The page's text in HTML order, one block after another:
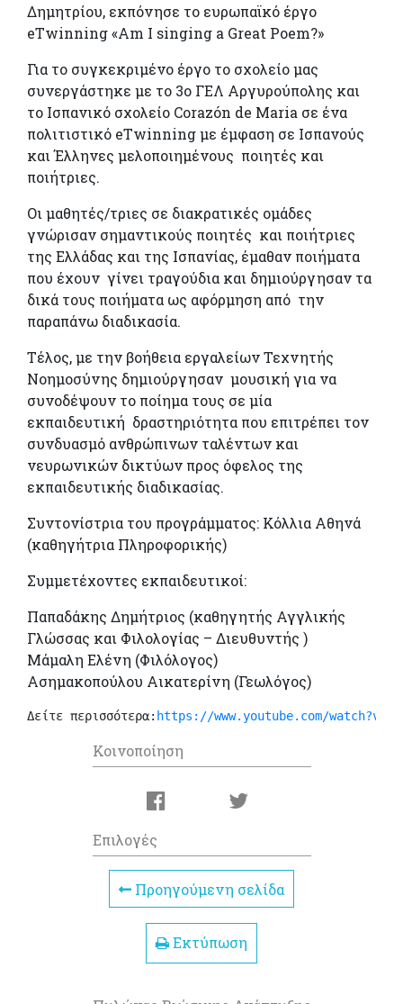
Δημητρίου, εκπόνησε το ευρωπαϊκό έργο
eTwinning «Am I singing a Great Poem?»
Για το συγκεκριμένο έργο το σχολείο μας
συνεργάστηκε με το 3ο ΓΕΛ Αργυρούπολης και
το Ισπανικό σχολείο Corazón de Maria σε ένα
πολιτιστικό eTwinning με έμφαση σε Ισπανούς
και Έλληνες μελοποιημένους ποιητές και
ποιήτριες.
Οι μαθητές/τριες σε διακρατικές ομάδες
γνώρισαν σημαντικούς ποιητές και ποιήτριες
της Ελλάδας και της Ισπανίας, έμαθαν ποιήματα
που έχουν γίνει τραγούδια και δημιούργησαν τα
δικά τους ποιήματα ως αφόρμηση από την
παραπάνω διαδικασία.
Τέλος, με την βοήθεια εργαλείων Τεχνητής
Νοημοσύνης δημιούργησαν μουσική για να
συνοδέψουν το ποίημα τους σε μία
εκπαιδευτική δραστηριότητα που επιτρέπει τον
συνδυασμό ανθρώπινων ταλέντων και
νευρωνικών δικτύων προς όφελος της
εκπαιδευτικής διαδικασίας.
Συντονίστρια του προγράμματος: Κόλλια Αθηνά
(καθηγήτρια Πληροφορικής)
Συμμετέχοντες εκπαιδευτικοί:
Παπαδάκης Δημήτριος (καθηγητής Αγγλικής
Γλώσσας και Φιλολογίας – Διευθυντής )
Μάμαλη Ελένη (Φιλόλογος)
Ασημακοπούλου Αικατερίνη (Γεωλόγος)
Δείτε περισσότερα: https://www.youtube.com/
Κοινοποίηση
Επιλογές
Προηγούμενη σελίδα
Εκτύπωση